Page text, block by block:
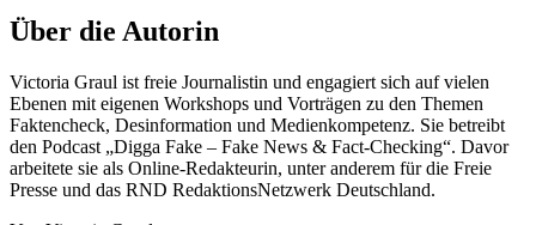
Über die Autorin
Victoria Graul ist freie Journalistin und engagiert sich auf vielen
Ebenen mit eigenen Workshops und Vorträgen zu den Themen
Faktencheck, Desinformation und Medienkompetenz. Sie betreibt
den Podcast „Digga Fake – Fake News & Fact-Checking“. Davor
arbeitete sie als Online-Redakteurin, unter anderem für die Freie
Presse und das RND RedaktionsNetzwerk Deutschland.